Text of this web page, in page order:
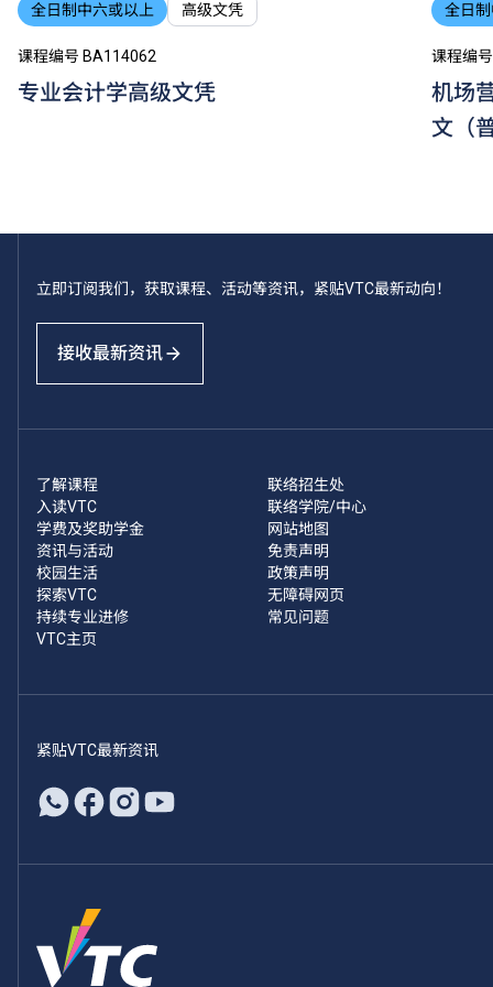
全日制中六或以上 高级文凭
课程编号 BA114062
专业会计学高级文凭
全日
课程编
机场
文（
立即订阅我们，获取课程、活动等资讯，紧贴VTC最新动向！
接收最新资讯
了解课程
入读VTC
学费及奖助学金
资讯与活动
校园生活
探索VTC
持续专业进修
VTC主页
联络招生处
联络学院/中心
网站地图
免责声明
政策声明
无障碍网页
常见问题
紧贴VTC最新资讯